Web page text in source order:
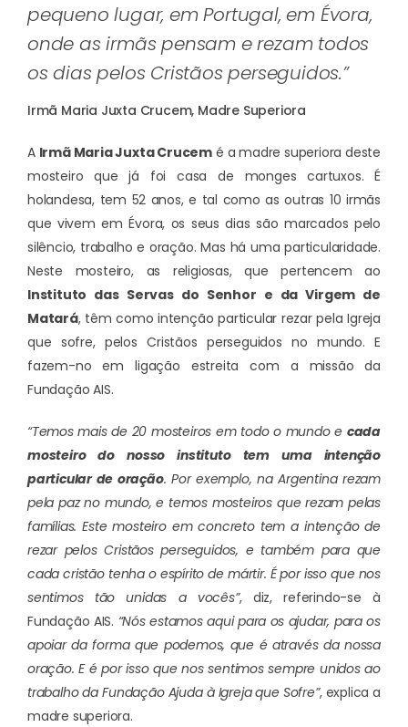
pequeno lugar, em Portugal, em Évora,
onde as irmãs pensam e rezam todos
os dias pelos Cristãos perseguidos.”
Irmã Maria Juxta Crucem, Madre Superiora
A Irmã Maria Juxta Crucem é a madre superiora deste
mosteiro que já foi casa de monges cartuxos. É
holandesa, tem 52 anos, e tal como as outras 10 irmãs
que vivem em Évora, os seus dias são marcados pelo
silêncio, trabalho e oração. Mas há uma particularidade.
Neste mosteiro, as religiosas, que pertencem ao
Instituto das Servas do Senhor e da Virgem de
Matará, têm como intenção particular rezar pela Igreja
que sofre, pelos Cristãos perseguidos no mundo. E
fazem-no em ligação estreita com a missão da
Fundação AIS.
“Temos mais de 20 mosteiros em todo o mundo e cada
mosteiro do nosso instituto tem uma intenção
particular de oração. Por exemplo, na Argentina rezam
pela paz no mundo, e temos mosteiros que rezam pelas
famílias. Este mosteiro em concreto tem a intenção de
rezar pelos Cristãos perseguidos, e também para que
cada cristão tenha o espírito de mártir. É por isso que nos
sentimos tão unidas a vocês”, diz, referindo-se à
Fundação AIS. “Nós estamos aqui para os ajudar, para os
apoiar da forma que podemos, que é através da nossa
oração. E é por isso que nos sentimos sempre unidos ao
trabalho da Fundação Ajuda à Igreja que Sofre”, explica a
madre superiora.